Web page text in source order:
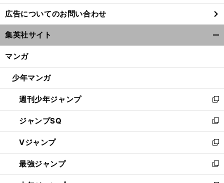
し
い
ウ
ィ
ン
ウ
開
く
広告についてのお問い合わせ
集英社サイト
マンガ
少年マンガ
週刊少年ジャンプ
新
し
い
ウ
ィ
ン
ド
ウ
ジャンプSQ
新
し
い
ウ
ィ
ン
Vジャンプ
新
し
い
ウ
最強ジャンプ
新
し